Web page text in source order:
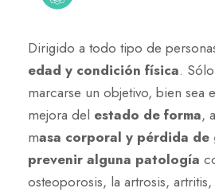
Dirigido a todo tipo de
edad y condición física.
marcarse un objetivo, bien sea
mejora del estado de forma,
masa corporal y pérdida de
prevenir alguna patología
osteoporosis, la artrosis,